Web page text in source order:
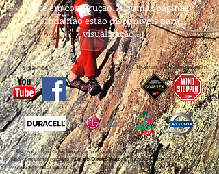
Site em construção. Algumas páginas
ainda não estão disponíveis para
visualização.
Siga-nos Usamos e Recomendamos
* Riscos e dificuldades fazem parte do cotidiano daPHOTOVERDE®.
Seja consciente, respeite aLei do Direito Autoral, não use textos, fotos e
vídeos sem autorização!